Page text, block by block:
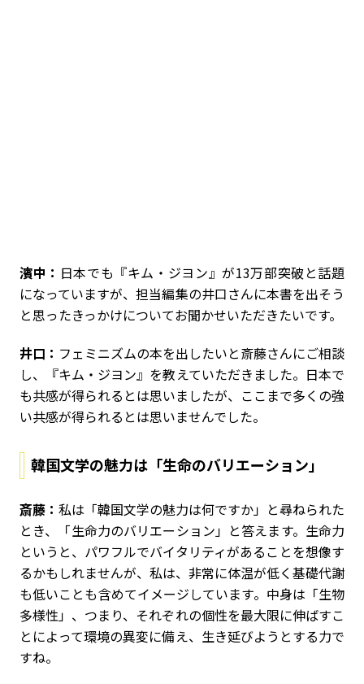
濱中： 日本でも『キム・ジヨン』が13万部突破と話題
になっていますが、担当編集の井口さんに本書を出そう
と思ったきっかけについてお聞かせいただきたいです。
井口： フェミニズムの本を出したいと斎藤さんにご相談
し、『キム・ジヨン』を教えていただきました。日本で
も共感が得られるとは思いましたが、ここまで多くの強
い共感が得られるとは思いませんでした。
韓国文学の魅力は「生命のバリエーション」
斎藤： 私は「韓国文学の魅力は何ですか」と尋ねられた
とき、「生命力のバリエーション」と答えます。生命力
というと、パワフルでバイタリティがあることを想像す
るかもしれませんが、私は、非常に体温が低く基礎代謝
も低いことも含めてイメージしています。中身は「生物
多様性」、つまり、それぞれの個性を最大限に伸ばすこ
とによって環境の異変に備え、生き延びようとする力で
すね。